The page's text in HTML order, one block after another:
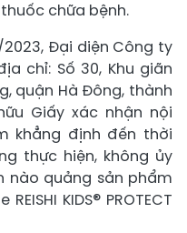
chữa bệnh.
Đại diện Công ty
chỉ: Số 30, Khu giãn
quận Hà Đông, thành
Giấy xác nhận nội
khẳng định đến thời
thực hiện, không ủy
nào quảng sản phẩm
KIDS® PROTECT